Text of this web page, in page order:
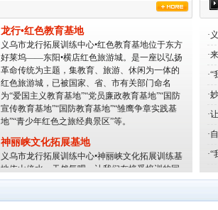
龙行•红色教育基地
义乌市龙行拓展训练中心•红色教育基地位于东方
好莱坞——东阳•横店红色旅游城。是一座以弘扬
革命传统为主题，集教育、旅游、休闲为一体的
红色旅游城，已被国家、省、市有关部门命名
为“爱国主义教育基地”“党员廉政教育基地”“国防
宣传教育基地”“国防教育基地”“雏鹰争章实践基
地”“青少年红色之旅经典景区”等。
神丽峡文化拓展基地
义乌市龙行拓展训练中心•神丽峡文化拓展训练基
地依山傍水，天然氧吧，让我们在接受培训的同
时，与大自然亲密接触，更能让人们的身心得到
·
·
·
·
·